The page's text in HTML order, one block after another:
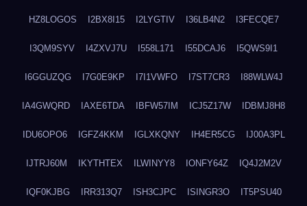
HZ8LOGOS I2BX8I15 I2LYGTIV I36LB4N2 I3FECQE7
I3QM9SYV I4ZXVJ7U I558L171 I55DCAJ6 I5QWS9I1
I6GGUZQG I7G0E9KP I7I1VWFO I7ST7CR3 I88WLW4J
IA4GWQRD IAXE6TDA IBFW57IM ICJ5Z17W IDBMJ8H8
IDU6OPO6 IGFZ4KKM IGLXKQNY IH4ER5CG IJ00A3PL
IJTRJ60M IKYTHTEX ILWINYY8 IONFY64Z IQ4J2M2V
IQF0KJBG IRR313Q7 ISH3CJPC ISINGR3O IT5PSU40